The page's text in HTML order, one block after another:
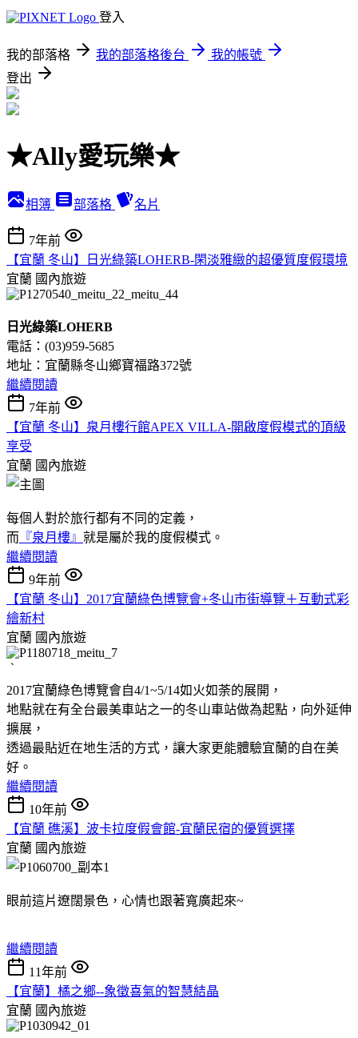
登入
我的部落格 我的部落格後台
我的帳號
登出
★Ally愛玩樂★
相簿 部落格 名片
7年前
【宜蘭 冬山】日光綠築LOHERB-閑淡雅緻的超優質度假環境
宜蘭 國內旅遊
日光綠築LOHERB
電話：(03)959-5685
地址：宜蘭縣冬山鄉寶福路372號
繼續閱讀
7年前
【宜蘭 冬山】泉月樓行館APEX VILLA-開啟度假模式的頂級
享受
宜蘭 國內旅遊
每個人對於旅行都有不同的定義，
而 『泉月樓』 就是屬於我的度假模式。
繼續閱讀
9年前
【宜蘭 冬山】2017宜蘭綠色博覽會+冬山市街導覽＋互動式彩
繪新村
宜蘭 國內旅遊
2017宜蘭綠色博覽會自4/1~5/14如火如荼的展開，
地點就在有全台最美車站之一的冬山車站做為起點，向外延伸
擴展，
透過最貼近在地生活的方式，讓大家更能體驗宜蘭的自在美
好。
繼續閱讀
10年前
【宜蘭 礁溪】波卡拉度假會館-宜蘭民宿的優質選擇
宜蘭 國內旅遊
眼前這片遼闊景色，心情也跟著寬廣起來~
繼續閱讀
11年前
【宜蘭】橘之鄉--象徵喜氣的智慧結晶
宜蘭 國內旅遊